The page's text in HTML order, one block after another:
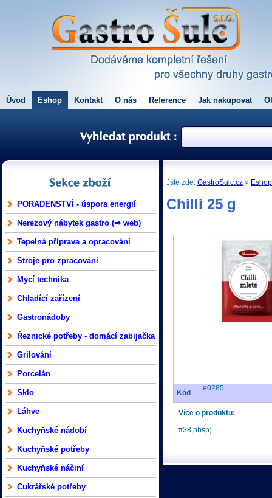
Úvod Eshop Kontakt O nás Reference Jak nakupovat
PORADENSTVÍ - úspora energií
Nerezový nábytek gastro (⇒ web)
Tepelná příprava a opracování
Stroje pro zpracování
Mycí technika
Chladící zařízení
Gastronádoby
Řeznické potřeby - domácí zabijačka
Grilování
Porcelán
Sklo
Láhve
Kuchyňské nádobí
Kuchyňské potřeby
Kuchyňské náčiní
Cukrářské potřeby
Jste zde:GastroSulc.cz » Eshop
Chilli 25 g
Kód
e0285
Více o produktu:
#38;nbsp;